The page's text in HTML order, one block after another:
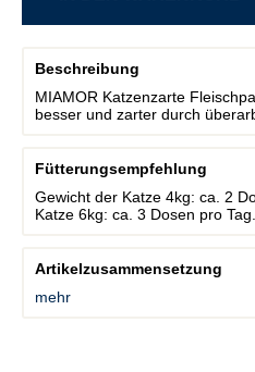
Beschreibung
MIAMOR Katzenzarte
besser und zarter durch
Fütterungsempfehlung
Gewicht der Katze 4kg: ca. 2
Katze 6kg: ca. 3 Dosen pro Tag.
Artikelzusammensetzung
mehr